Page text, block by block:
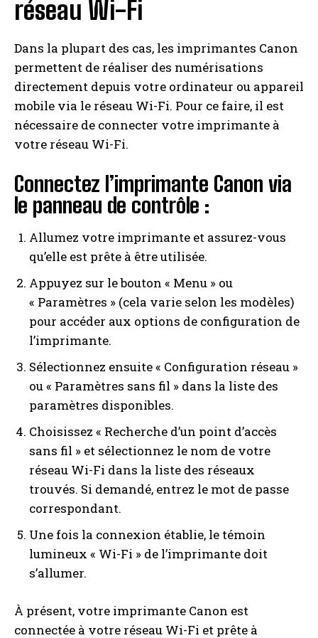
réseau Wi-Fi
Dans la plupart des cas, les imprimantes Canon
permettent de réaliser des numérisations
directement depuis votre ordinateur ou appareil
mobile via le réseau Wi-Fi. Pour ce faire, il est
nécessaire de connecter votre imprimante à
votre réseau Wi-Fi.
Connectez l’imprimante Canon via
le panneau de contrôle :
Allumez votre imprimante et assurez-vous
qu’elle est prête à être utilisée.
Appuyez sur le bouton « Menu » ou
« Paramètres » (cela varie selon les modèles)
pour accéder aux options de configuration de
l’imprimante.
Sélectionnez ensuite « Configuration réseau »
ou « Paramètres sans fil » dans la liste des
paramètres disponibles.
Choisissez « Recherche d’un point d’accès
sans fil » et sélectionnez le nom de votre
réseau Wi-Fi dans la liste des réseaux
trouvés. Si demandé, entrez le mot de passe
correspondant.
Une fois la connexion établie, le témoin
lumineux « Wi-Fi » de l’imprimante doit
s’allumer.
À présent, votre imprimante Canon est
connectée à votre réseau Wi-Fi et prête à